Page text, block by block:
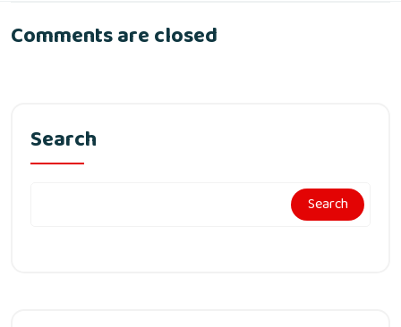
Comments are closed
Search
Search